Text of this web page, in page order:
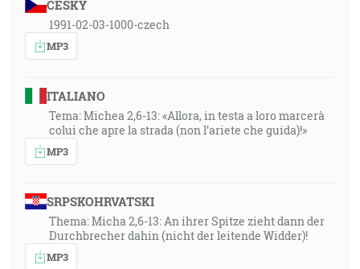
ČESKY
1991-02-03-1000-czech
MP3
ITALIANO
Tema: Michea 2,6-13: «Allora, in testa a loro marcerà
colui che apre la strada (non l’ariete che guida)!»
MP3
SRPSKOHRVATSKI
Thema: Micha 2,6-13: An ihrer Spitze zieht dann der
Durchbrecher dahin (nicht der leitende Widder)!
MP3